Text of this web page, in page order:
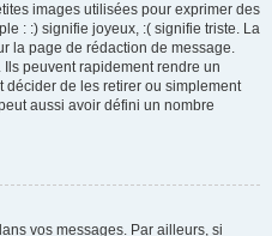
images utilisées pour exprimer des
: :) signifie joyeux, :( signifie triste. La
la page de rédaction de message.
peuvent rapidement rendre un
de les retirer ou simplement
aussi avoir défini un nombre
vos messages. Par ailleurs, si